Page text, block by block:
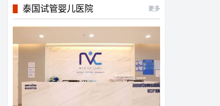
泰国试管婴儿医院 更多